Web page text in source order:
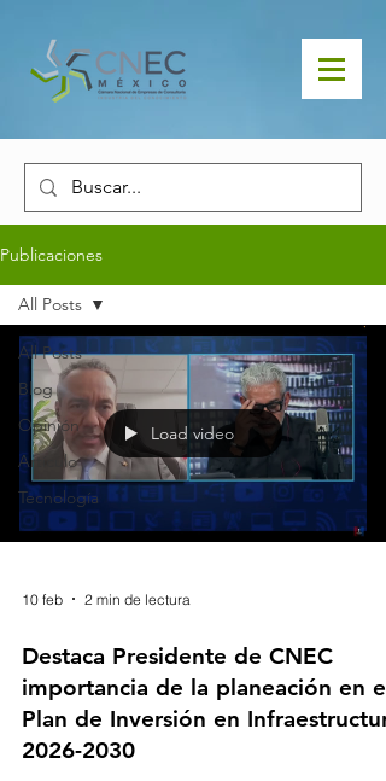
Publicaciones
All Posts
Blog
Opinión
Artículo
Tecnología
All Posts
Load video
10 feb 2 min de lectura
Destaca Presidente de CNEC
importancia de la planeación en el
Plan de Inversión en
2026-2030